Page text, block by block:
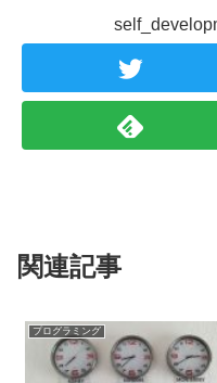
関連記事
プログラミング